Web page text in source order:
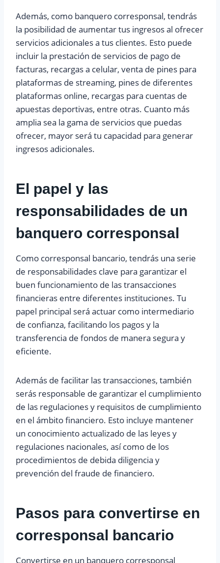
Además, como banquero corresponsal, tendrás
la posibilidad de aumentar tus ingresos al ofrecer
servicios adicionales a tus clientes. Esto puede
incluir la prestación de servicios de pago de
facturas, recargas a celular, venta de pines para
plataformas de streaming, pines de diferentes
plataformas online, recargas para cuentas de
apuestas deportivas, entre otras. Cuanto más
amplia sea la gama de servicios que puedas
ofrecer, mayor será tu capacidad para generar
ingresos adicionales.
El papel y las
responsabilidades de un
banquero corresponsal
Como corresponsal bancario, tendrás una serie
de responsabilidades clave para garantizar el
buen funcionamiento de las transacciones
financieras entre diferentes instituciones. Tu
papel principal será actuar como intermediario
de confianza, facilitando los pagos y la
transferencia de fondos de manera segura y
eficiente.
Además de facilitar las transacciones, también
serás responsable de garantizar el cumplimiento
de las regulaciones y requisitos de cumplimiento
en el ámbito financiero. Esto incluye mantener
un conocimiento actualizado de las leyes y
regulaciones nacionales, así como de los
procedimientos de debida diligencia y
prevención del fraude de financiero.
Pasos para convertirse en
corresponsal bancario
Convertirse en un banquero corresponsal